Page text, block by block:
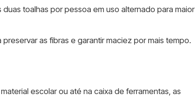
toalhas por pessoa em uso alternado para maior
as fibras e garantir maciez por mais tempo.
escolar ou até na caixa de ferramentas, as